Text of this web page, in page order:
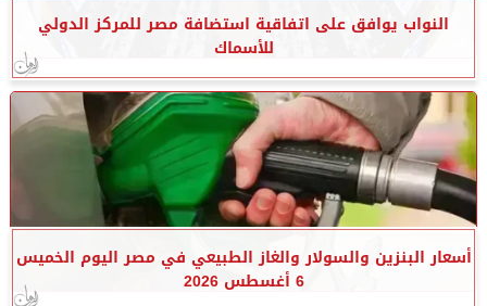
النواب يوافق على اتفاقية استضافة مصر للمركز الدولي
للأسماك
أسعار البنزين والسولار والغاز الطبيعي في مصر اليوم الخميس
6 أغسطس 2026